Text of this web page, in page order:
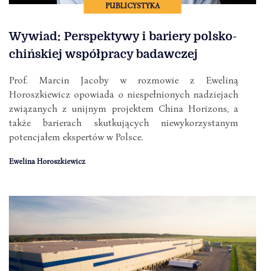
PUBLICYSTYKA
Wywiad: Perspektywy i bariery polsko-
chińskiej współpracy badawczej
Prof. Marcin Jacoby w rozmowie z Eweliną
Horoszkiewicz opowiada o niespełnionych nadziejach
związanych z unijnym projektem China Horizons, a
także barierach skutkujących niewykorzystanym
potencjałem ekspertów w Polsce.
Ewelina Horoszkiewicz